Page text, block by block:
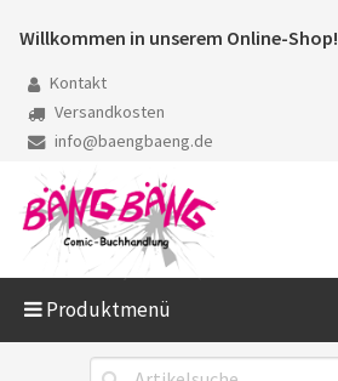
Willkommen in unserem Online-Shop!
Kontakt
Versandkosten
info@baengbaeng.de
Produktmenü